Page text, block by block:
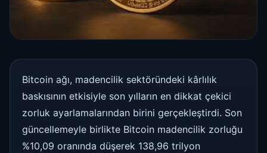
Bitcoin ağı, madencilik sektöründeki kârlılık
baskısının etkisiyle son yılların en dikkat çekici
zorluk ayarlamalarından birini gerçekleştirdi. Son
güncellemeyle birlikte Bitcoin madencilik zorluğu
%10,09 oranında düşerek 138,96 trilyon